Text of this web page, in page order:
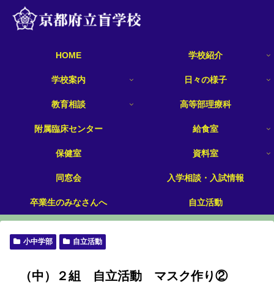
HOME 学校紹介
学校案内 日々の様子
教育相談 高等部理療科
附属臨床センター 給食室
保健室 資料室
同窓会 入学相談・入試情報
卒業生のみなさんへ 自立活動
小中学部 自立活動
（中）２組 自立活動 マスク作り②